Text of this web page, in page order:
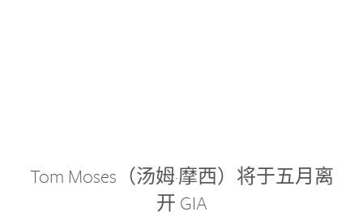
Tom Moses（汤姆·摩西）将于五月离
开 GIA